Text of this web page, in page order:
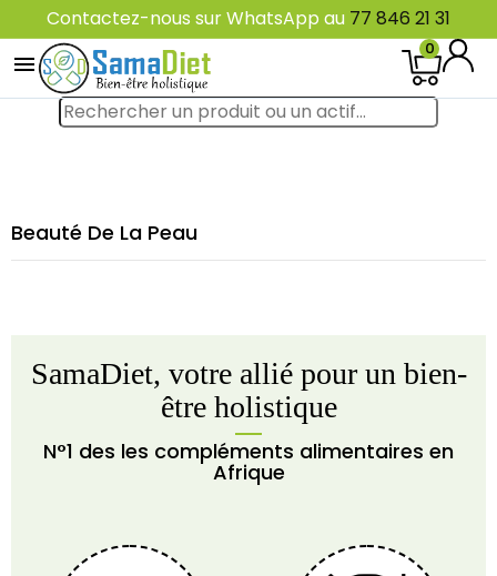
Contactez-nous sur WhatsApp au 77 846 21 31

0
Beauté De La Peau
SamaDiet, votre allié pour un bien-
être holistique
N°1 des les compléments alimentaires en
Afrique